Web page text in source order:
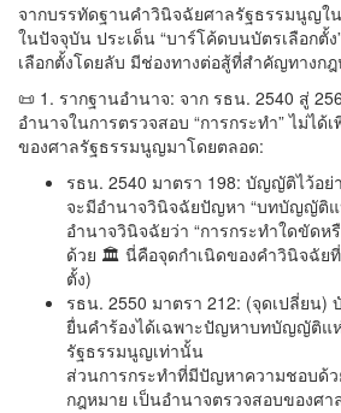
จากบรรทัดฐานคำวินิจฉัยศาลรัฐธรรมนูญใ
ในปัจจุบัน ประเด็น “บาร์โค้ดบนบัตรเลือกตั้
เลือกตั้งโดยลับ มีช่องทางต่อสู้ที่สำคัญทางก
📜 1. รากฐานอำนาจ: จาก รธน. 2540 สู่
อำนาจในการตรวจสอบ “การกระทำ” ไม่ได้
ของศาลรัฐธรรมนูญมาโดยตลอด:
รธน. 2540 มาตรา 198: บัญญัติไว้อย่
จะมีอำนาจวินิจฉัยปัญหา “บทบัญญัติแ
อำนาจวินิจฉัยว่า “การกระทำใดขัดห
ด้วย 🏛️ นี่คือจุดกำเนิดของคำวินิจฉัย
ตั้ง)
รธน. 2550 มาตรา 212: (จุดเปลี่ย
ยื่นคำร้องได้เฉพาะปัญหาบทบัญญัติแ
รัฐธรรมนูญเท่านั้น
ส่วนการกระทำที่มีปัญหาความชอบด้
กฎหมาย เป็นอำนาจตรวจสอบของศา